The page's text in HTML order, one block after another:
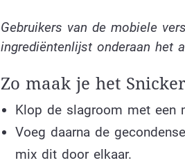
Gebruikers van de mobiele
ingrediëntenlijst onderaan het
Zo maak je het
Klop de slagroom met een
Voeg daarna de
mix dit door elkaar.